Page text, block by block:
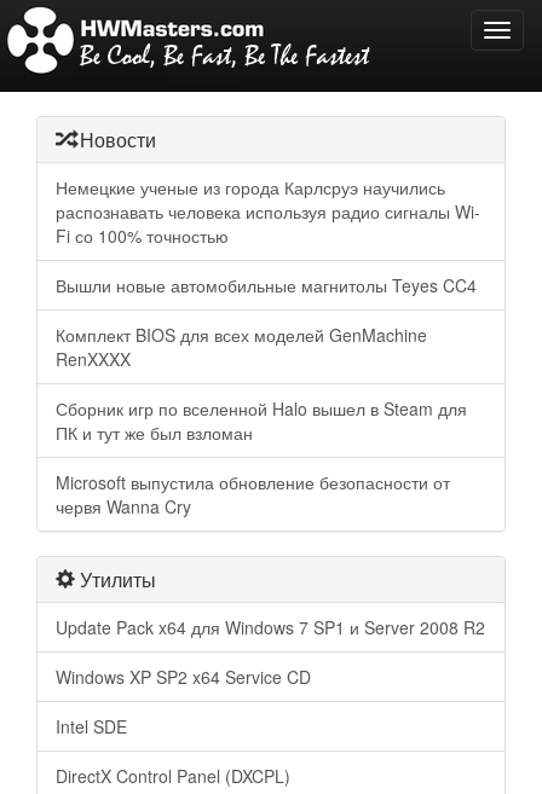
Новости
Немецкие ученые из города Карлсруэ научились
распознавать человека используя радио сигналы Wi-
Fi со 100% точностью
Вышли новые автомобильные магнитолы Teyes CC4
Комплект BIOS для всех моделей GenMachine
RenXXXX
Сборник игр по вселенной Halo вышел в Steam для
ПК и тут же был взломан
Microsoft выпустила обновление безопасности от
червя Wanna Cry
Утилиты
Update Pack x64 для Windows 7 SP1 и Server 2008 R2
Windows XP SP2 x64 Service CD
Intel SDE
DirectX Control Panel (DXCPL)